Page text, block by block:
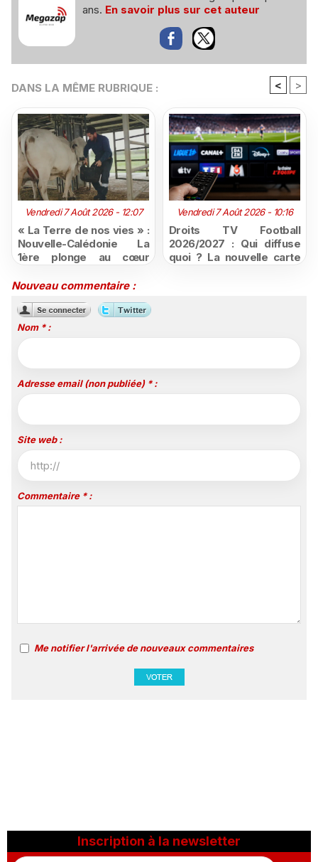
ans. En savoir plus sur cet auteur
DANS LA MÊME RUBRIQUE : < >
Vendredi 7 Août 2026 - 12:07
« La Terre de nos vies » :
Nouvelle-Calédonie La
1ère plonge au cœur
mutation
Vendredi 7 Août 2026 - 10:16
Droits TV Football
2026/2027 : Qui diffuse
quoi ? La nouvelle carte
Nouveau commentaire :
Nom * :
Adresse email (non publiée) * :
Site web :
Commentaire * :
Me notifier l'arrivée de nouveaux commentaires
Inscription à la newsletter